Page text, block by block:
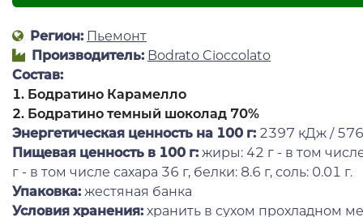
Регион: Пьемонт
Производитель: Bodrato Cioccolato
Состав:
1. Бодратино Карамелло
2. Бодратино темный шоколад 70%
Энергетическая ценность на 100 г: 2397 кДж / 576
Пищевая ценность в 100 г: жиры: 42 г - в том
г - в том числе сахара 36 г, белки: 8.6 г, соль: 0.01 г.
Упаковка: жестяная банка
Условия хранения: хранить в сухом прохладном